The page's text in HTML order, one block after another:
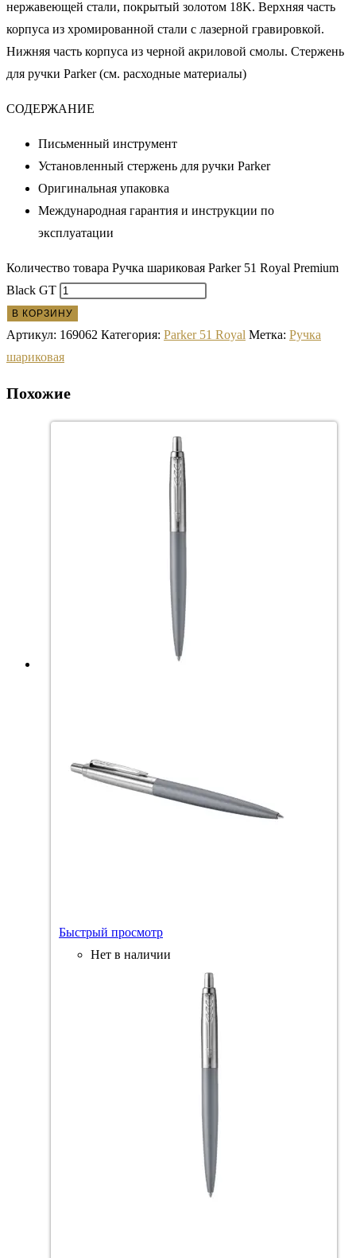
нержавеющей стали, покрытый золотом 18K. Верхняя часть
корпуса из хромированной стали с лазерной гравировкой.
Нижняя часть корпуса из черной акриловой смолы. Стержень
для ручки Parker (см. расходные материалы)
СОДЕРЖАНИЕ
Письменный инструмент
Установленный стержень для ручки Parker
Оригинальная упаковка
Международная гарантия и инструкции по
эксплуатации
Количество товара Ручка шариковая Parker 51 Royal Premium
Black GT
В КОРЗИНУ
Артикул: 169062 Категория: Parker 51 Royal Метка: Ручка
шариковая
Похожие
Быстрый просмотр
Нет в наличии